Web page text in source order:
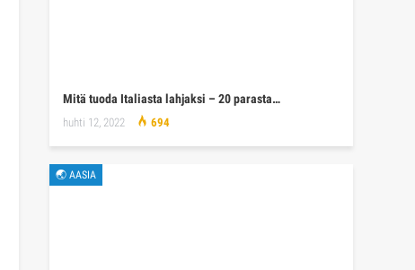
Mitä tuoda Italiasta lahjaksi – 20 parasta…
huhti 12, 2022 694
🌏 AASIA